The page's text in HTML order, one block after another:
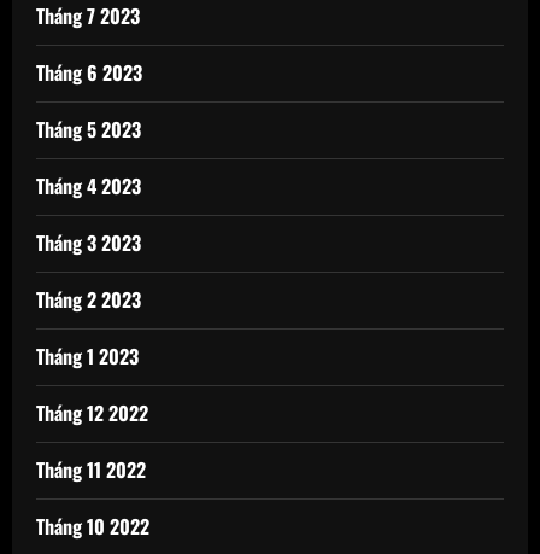
Tháng 7 2023
Tháng 6 2023
Tháng 5 2023
Tháng 4 2023
Tháng 3 2023
Tháng 2 2023
Tháng 1 2023
Tháng 12 2022
Tháng 11 2022
Tháng 10 2022